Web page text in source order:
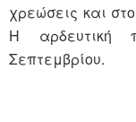
χρεώσεις και
Η αρδευτική
Σεπτεμβρίου.